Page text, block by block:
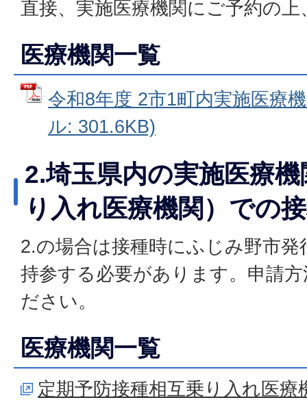
直接、実施医療機関にご予約の
医療機関一覧
令和8年度 2市1町内実施医療
ル: 301.6KB)
2.埼玉県内の実施医療
り入れ医療機関）での
2.の場合は接種時にふじみ野市
持参する必要があります。申請
ださい。
医療機関一覧
定期予防接種相互乗り入れ医療